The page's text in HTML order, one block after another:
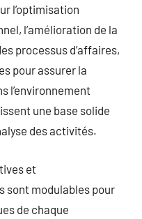
l’optimisation
l’amélioration de la
processus d’affaires,
pour assurer la
l’environnement
une base solide
des activités.
et
sont modulables pour
de chaque